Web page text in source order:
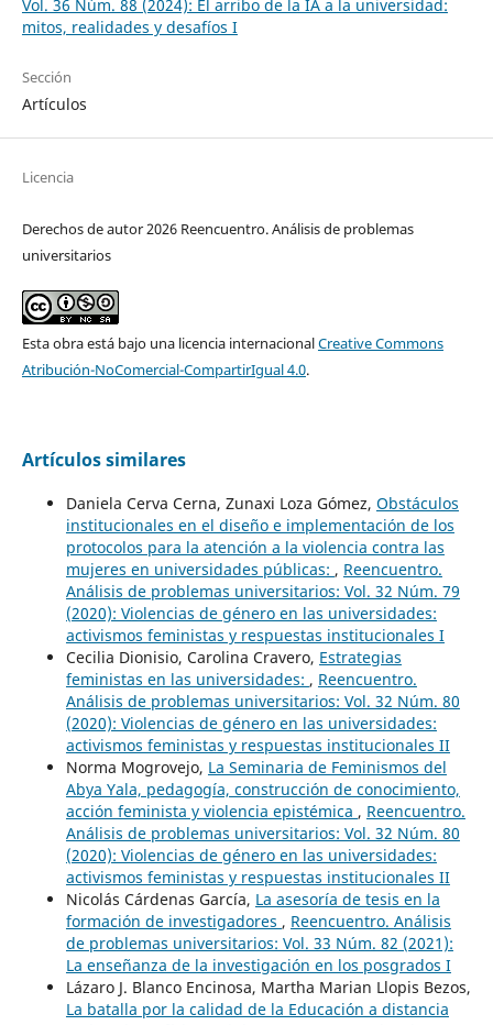
Vol. 36 Núm. 88 (2024): El arribo de la IA a la universidad:
mitos, realidades y desafíos I
Sección
Artículos
Licencia
Derechos de autor 2026 Reencuentro. Análisis de problemas
universitarios
Esta obra está bajo una licencia internacionalCreative Commons
Atribución-NoComercial-CompartirIgual 4.0.
Artículos similares
Daniela Cerva Cerna, Zunaxi Loza Gómez, Obstáculos
institucionales en el diseño e implementación de los
protocolos para la atención a la violencia contra las
mujeres en universidades públicas: , Reencuentro.
Análisis de problemas universitarios: Vol. 32 Núm. 79
(2020): Violencias de género en las universidades:
activismos feministas y respuestas institucionales I
Cecilia Dionisio, Carolina Cravero, Estrategias
feministas en las universidades: , Reencuentro.
Análisis de problemas universitarios: Vol. 32 Núm. 80
(2020): Violencias de género en las universidades:
activismos feministas y respuestas institucionales II
Norma Mogrovejo, La Seminaria de Feminismos del
Abya Yala, pedagogía, construcción de conocimiento,
acción feminista y violencia epistémica , Reencuentro.
Análisis de problemas universitarios: Vol. 32 Núm. 80
(2020): Violencias de género en las universidades:
activismos feministas y respuestas institucionales II
Nicolás Cárdenas García, La asesoría de tesis en la
formación de investigadores , Reencuentro. Análisis
de problemas universitarios: Vol. 33 Núm. 82 (2021):
La enseñanza de la investigación en los posgrados I
Lázaro J. Blanco Encinosa, Martha Marian Llopis Bezos,
La batalla por la calidad de la Educación a distancia